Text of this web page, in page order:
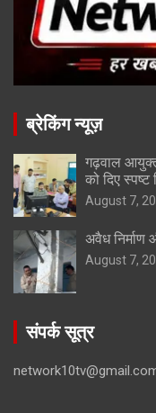
ब्रेकिंग न्यूज़
गढ़वाल आयुक्त
को दिए स्पष्ट
August 7,
अवैध निर्माण
August 7,
संपर्क सूत्र